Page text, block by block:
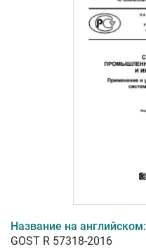
Название на английском:
GOST R 57318-2016